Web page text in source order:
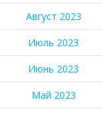
Август 2023
Июль 2023
Июнь 2023
Май 2023